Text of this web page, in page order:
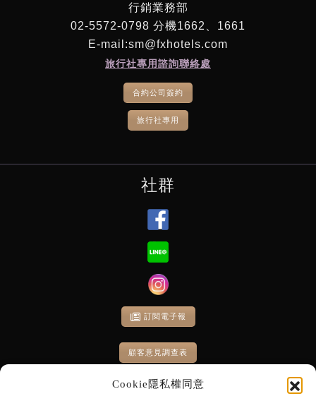
Cookie隱私權同意
行銷業務部
02-5572-0798 分機1662、1661
E-mail:sm@fxhotels.com
旅行社專用諮詢聯絡處
合約公司簽約
旅行社專用
社群
訂閱電子報
顧客意見調查表